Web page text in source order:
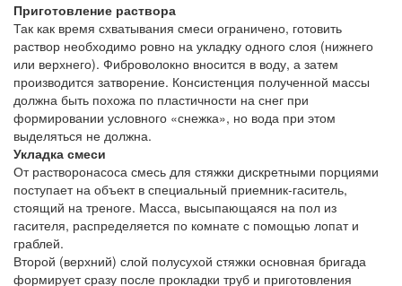
Приготовление раствора
Так как время схватывания смеси ограничено, готовить
раствор необходимо ровно на укладку одного слоя (нижнего
или верхнего). Фиброволокно вносится в воду, а затем
производится затворение. Консистенция полученной массы
должна быть похожа по пластичности на снег при
формировании условного «снежка», но вода при этом
выделяться не должна.
Укладка смеси
От растворонасоса смесь для стяжки дискретными порциями
поступает на объект в специальный приемник-гаситель,
стоящий на треноге. Масса, высыпающаяся на пол из
гасителя, распределяется по комнате с помощью лопат и
граблей.
Второй (верхний) слой полусухой стяжки основная бригада
формирует сразу после прокладки труб и приготовления